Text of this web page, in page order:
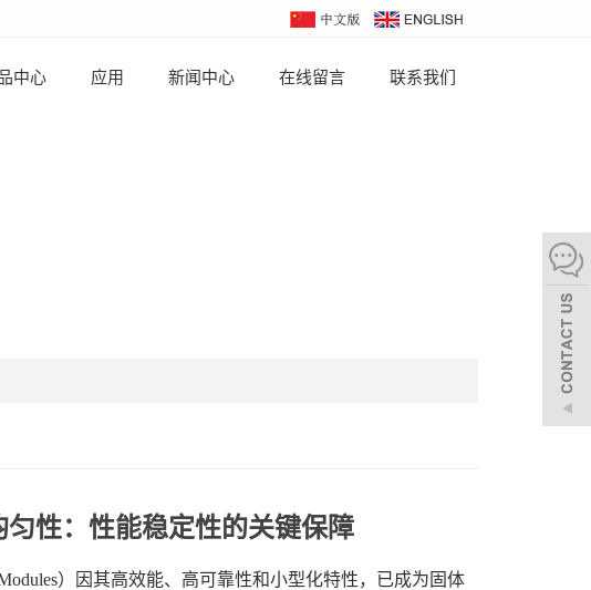
中心 应用 新闻中心 在线留言 联系我们
性：性能稳定性的关键保障
）因其高效能、高可靠性和小型化特性，已成为固体